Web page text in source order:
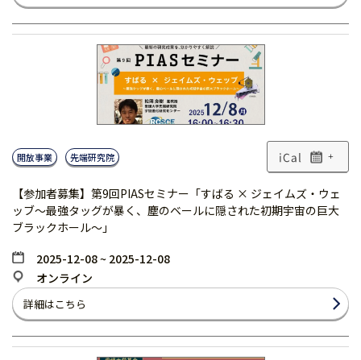
開放事業 先端研究院 +
【参加者募集】第9回PIASセミナー「すばる × ジェイムズ・ウェ
ッブ～最強タッグが暴く、塵のベールに隠された初期宇宙の巨大
ブラックホール～」
2025-12-08 ~ 2025-12-08
オンライン
詳細はこちら